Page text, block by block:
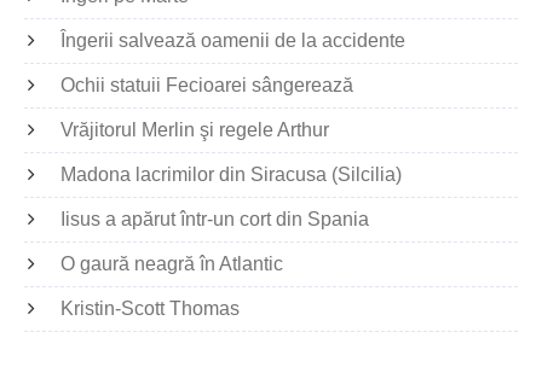
Îngerii salvează oamenii de la accidente
Ochii statuii Fecioarei sângerează
Vrăjitorul Merlin şi regele Arthur
Madona lacrimilor din Siracusa (Silcilia)
Iisus a apărut într-un cort din Spania
O gaură neagră în Atlantic
Kristin-Scott Thomas